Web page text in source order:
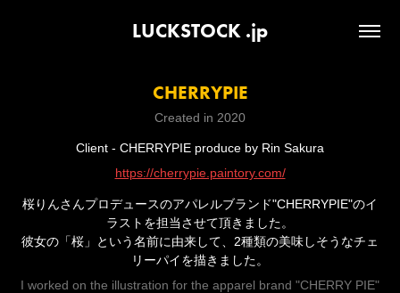
LUCKSTOCK .jp
CHERRYPIE
Created in 2020
Client - CHERRYPIE produce by Rin Sakura
https://cherrypie.paintory.com/
桜りんさんプロデュースのアパレルブランド"CHERRYPIE"のイ
ラストを担当させて頂きました。
彼女の「桜」という名前に由来して、2種類の美味しそうなチェ
リーパイを描きました。
I worked on the illustration for the apparel brand "CHERRY PIE"